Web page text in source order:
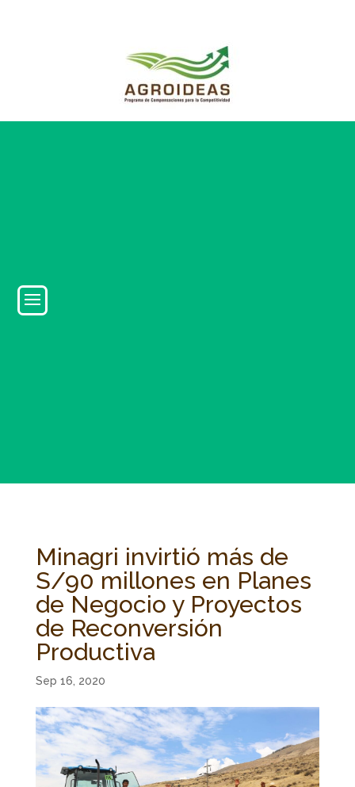
Minagri invirtió más de
S/90 millones en Planes
de Negocio y Proyectos
de Reconversión
Productiva
Sep 16, 2020